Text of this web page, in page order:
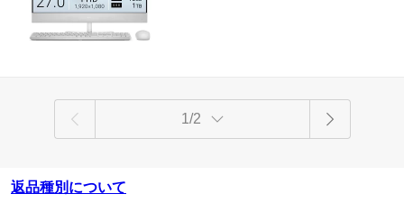
1/2
返品種別について